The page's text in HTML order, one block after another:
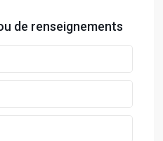
de renseignements